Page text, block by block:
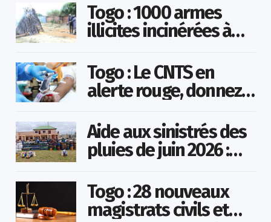
Togo : 1000 armes
illicites incinérées à
Togo : Le CNTS en
alerte rouge, donnez
sauver des vies !
Aide aux sinistrés des
pluies de juin 2026 :
des opérations à
Kotokoli-zongo
Togo : 28 nouveaux
magistrats civils et